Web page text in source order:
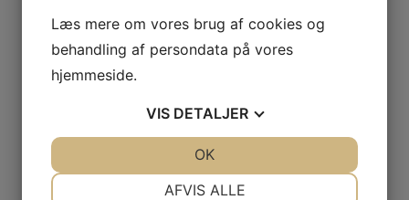
Find den rette murer i Haslev til dit byggeprojekt
13. februar 2026
PREVIOUS ARTICLE
Kontorlokale Ballerup
NEXT ARTICLE
Skybrudssikring /
Læs mere om vores brug af cookies og
behandling af persondata på vores
hjemmeside.
VIS DETALJER
AFVIS ALLE
OK